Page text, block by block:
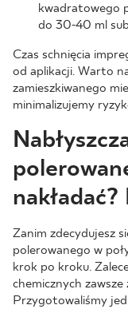
kwadratowego
do 30-40 ml
Czas schnięcia
od aplikacji. Warto
zamieszkiwanego
minimalizujemy
Zanim zdecydujesz
polerowanego w
krok po kroku.
chemicznych
Przygotowaliśmy